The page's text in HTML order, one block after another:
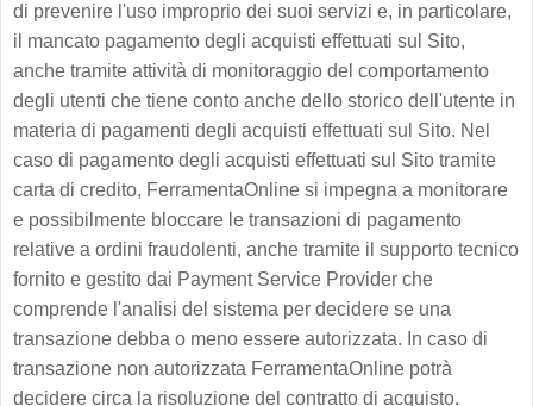
di prevenire l'uso improprio dei suoi servizi e, in particolare,
il mancato pagamento degli acquisti effettuati sul Sito,
anche tramite attività di monitoraggio del comportamento
degli utenti che tiene conto anche dello storico dell'utente in
materia di pagamenti degli acquisti effettuati sul Sito. Nel
caso di pagamento degli acquisti effettuati sul Sito tramite
carta di credito, FerramentaOnline si impegna a monitorare
e possibilmente bloccare le transazioni di pagamento
relative a ordini fraudolenti, anche tramite il supporto tecnico
fornito e gestito dai Payment Service Provider che
comprende l'analisi del sistema per decidere se una
transazione debba o meno essere autorizzata. In caso di
transazione non autorizzata FerramentaOnline potrà
decidere circa la risoluzione del contratto di acquisto.